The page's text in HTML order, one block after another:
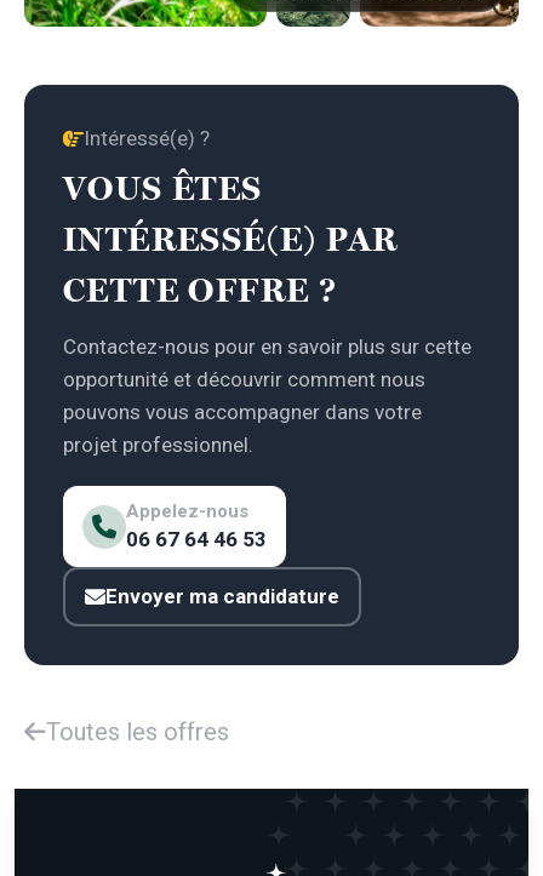
Intéressé(e) ?
VOUS ÊTES
INTÉRESSÉ(E) PAR
CETTE OFFRE ?
Contactez-nous pour en savoir plus sur cette
opportunité et découvrir comment nous
pouvons vous accompagner dans votre
projet professionnel.
Appelez-nous
06 67 64 46 53
Envoyer ma candidature
Toutes les offres